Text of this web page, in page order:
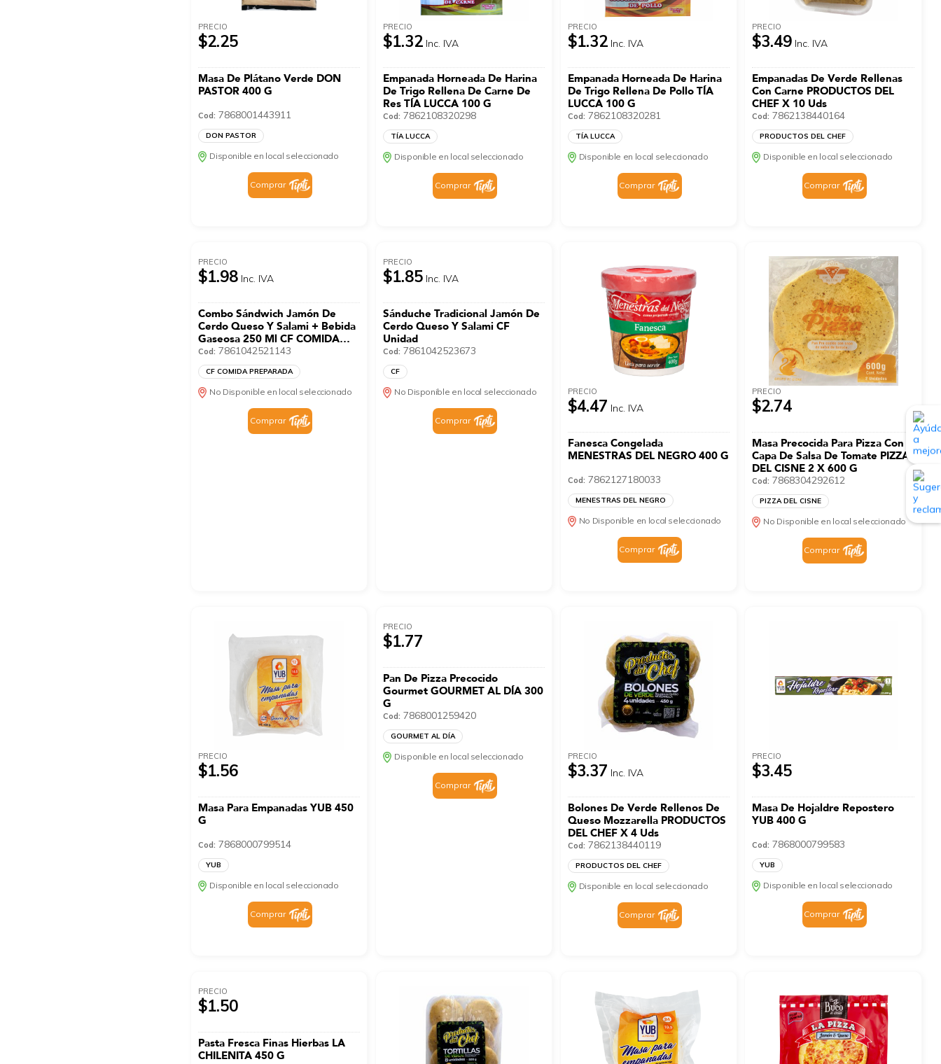
PRECIO
$2.25
Masa De Plátano Verde DON
PASTOR 400 G
Cod: 7868001443911
DON PASTOR
Disponible en local seleccionado
Comprar
PRECIO
$1.32 Inc. IVA
Empanada Horneada De Harina
De Trigo Rellena De Carne De
Res TÍA LUCCA 100 G
Cod: 7862108320298
TÍA LUCCA
Disponible en local seleccionado
Comprar
PRECIO
$1.32 Inc. IVA
Empanada Horneada De Harina
De Trigo Rellena De Pollo TÍA
LUCCA 100 G
Cod: 7862108320281
TÍA LUCCA
Disponible en local seleccionado
Comprar
PRECIO
$3.49 Inc. IVA
Empanadas De Verde Rellenas
Con Carne PRODUCTOS DEL
CHEF X 10 Uds
Cod: 7862138440164
PRODUCTOS DEL CHEF
Disponible en local seleccionado
Comprar
PRECIO
$1.98 Inc. IVA
Combo Sándwich Jamón De
Cerdo Queso Y Salami + Bebida
Gaseosa 250 Ml CF COMIDA
PREPARADA Pack
Cod: 7861042521143
CF COMIDA PREPARADA
No Disponible en local seleccionado
Comprar
PRECIO
$1.85 Inc. IVA
Sánduche Tradicional Jamón De
Cerdo Queso Y Salami CF
Unidad
Cod: 7861042523673
CF
No Disponible en local seleccionado
Comprar
PRECIO
$4.47 Inc. IVA
Fanesca Congelada
MENESTRAS DEL NEGRO 400 G
Cod: 7862127180033
MENESTRAS DEL NEGRO
No Disponible en local seleccionado
Comprar
PRECIO
$2.74
Masa Precocida Para Pizza Con
Capa De Salsa De Tomate PIZZA
DEL CISNE 2 X 600 G
Cod: 7868304292612
PIZZA DEL CISNE
No Disponible en local seleccionado
Comprar
PRECIO
$1.56
Masa Para Empanadas YUB 450
G
Cod: 7868000799514
YUB
Disponible en local seleccionado
Comprar
PRECIO
$1.77
Pan De Pizza Precocido
Gourmet GOURMET AL DÍA 300
G
Cod: 7868001259420
GOURMET AL DÍA
Disponible en local seleccionado
Comprar
PRECIO
$3.37 Inc. IVA
Bolones De Verde Rellenos De
Queso Mozzarella PRODUCTOS
DEL CHEF X 4 Uds
Cod: 7862138440119
PRODUCTOS DEL CHEF
Disponible en local seleccionado
Comprar
PRECIO
$3.45
Masa De Hojaldre Repostero
YUB 400 G
Cod: 7868000799583
YUB
Disponible en local seleccionado
Comprar
PRECIO
$1.50
Pasta Fresca Finas Hierbas LA
CHILENITA 450 G